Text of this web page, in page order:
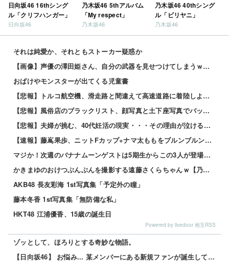
日向坂46 16thシング
ル「クリフハンガー」
日向坂46
乃木坂46 5thアルバム
「My respect」
乃木坂46
乃木坂46 40thシング
ル「ビリヤニ」
乃木坂46
それは純愛か、それともストーカー疑惑か
【画像】声優の澤田姫さん、自分の武器を見せつけてしまうｗｗｗｗ
おばけやモンスターが出てくる児童書
【悲報】トルコ航空機、滑走路と間違えて高速道路に着陸しようとして墜落www 他
【悲報】風俗店のブラックリスト、顔写真と土下座写真でバッチリ管理されてる件ｗｗｗｗ 他
【悲報】夫婦が挑む、40代妊活の現実・・・その理由が泣けるｗｗｗｗ 他
【速報】藤嶌果歩、ニットFカップ+ナマ太ももをブルンブルン出しながらダンスwwwwww
マジか！次週のバナナムーンゲストは5期生からこの3人が登場！！！【乃木坂46】
かきまゆのおけつぶんぶんを撮影する遠藤さくらちゃんｗ【乃木坂46】
AKB48 長友彩海 1st写真集「予定外の瞳」
藤本冬香 1st写真集「無防備な私」
HKT48 江浦優香、15歳の誕生日
Powered by livedoor 相互RSS
ゾッとして、ほろりとする奇妙な物語。
【日向坂46】 お悩み... 某メンバーにある新規ファンが誕生していた